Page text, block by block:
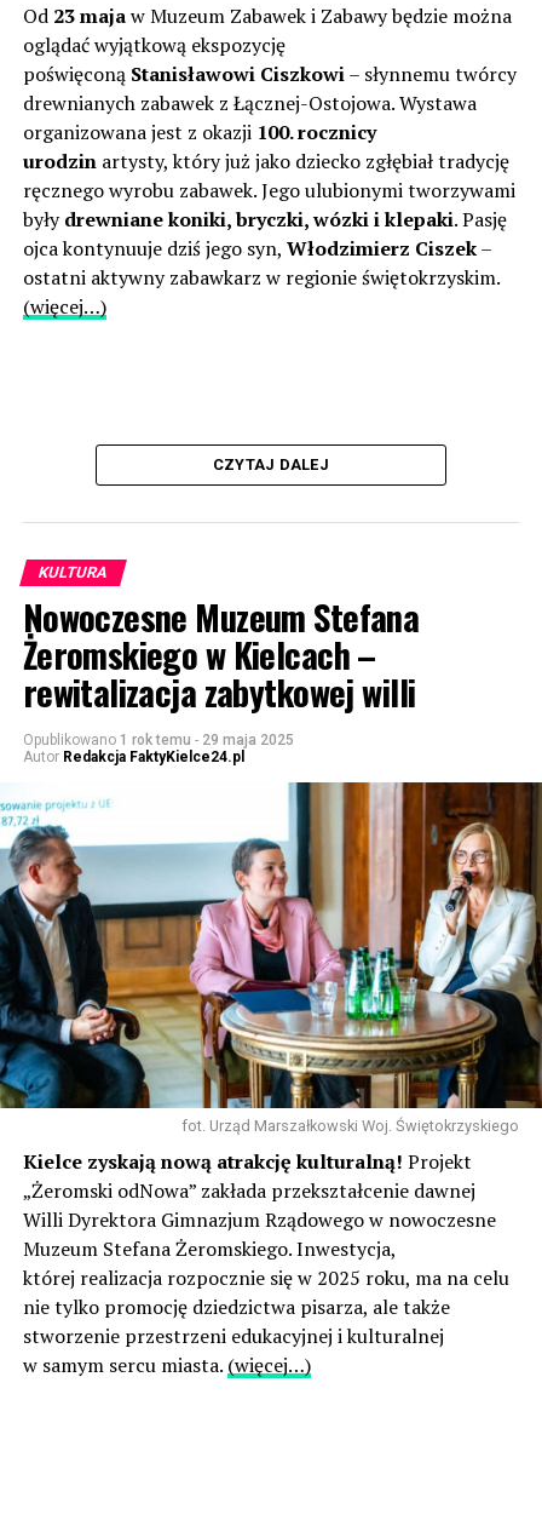
Od 23 majaw Muzeum Zabawek i Zabawy będzie można
oglądać wyjątkową ekspozycję
poświęconą Stanisławowi Ciszkowi– słynnemu twórcy
drewnianych zabawek z Łącznej-Ostojowa. Wystawa
organizowana jest z okazji 100. rocznicy
urodzinartysty, który już jako dziecko zgłębiał tradycję
ręcznego wyrobu zabawek. Jego ulubionymi tworzywami
byłydrewniane koniki, bryczki, wózki i klepaki. Pasję
ojca kontynuuje dziś jego syn, Włodzimierz Ciszek–
ostatni aktywny zabawkarz w regionie świętokrzyskim.
(więcej…)
CZYTAJ DALEJ
KULTURA
Nowoczesne Muzeum Stefana
Żeromskiego w Kielcach –
rewitalizacja zabytkowej willi
Opublikowano 1 rok temu - 29 maja 2025
Autor Redakcja FaktyKielce24.pl
fot. Urząd Marszałkowski Woj. Świętokrzyskiego
Kielce zyskają nową atrakcję kulturalną! Projekt
„Żeromski odNowa” zakłada przekształcenie dawnej
Willi Dyrektora Gimnazjum Rządowego w nowoczesne
Muzeum Stefana Żeromskiego. Inwestycja,
której realizacja rozpocznie się w 2025 roku, ma na celu
nie tylko promocję dziedzictwa pisarza, ale także
stworzenie przestrzeni edukacyjnej i kulturalnej
w samym sercu miasta. (więcej…)